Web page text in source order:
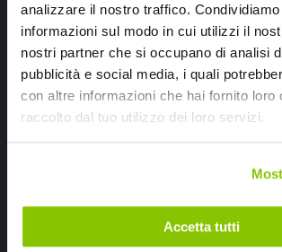
analizzare il nostro traffico.
informazioni sul modo in cui utilizzi il
nostri partner che si occupano di analisi
pubblicità e social media, i quali
con altre informazioni che hai fornito loro
raccolto dal tuo utilizzo dei loro servizi.
Accetta tutti
SpeedUp.it
Treviso, Italy 31040